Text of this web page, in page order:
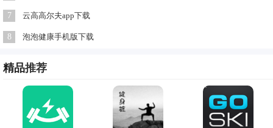
7 云高高尔夫app下载
8 泡泡健康手机版下载
精品推荐